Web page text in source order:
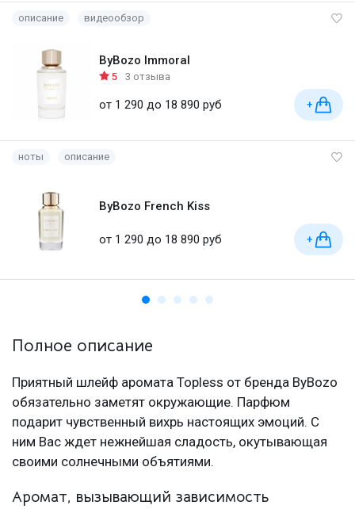
описание видеообзор
ByBozo Immoral
5 3 отзыва
от 1 290 до 18 890 руб +
ноты описание
ByBozo French Kiss
от 1 290 до 18 890 руб +
Полное описание
Приятный шлейф аромата Topless от бренда ByBozo
обязательно заметят окружающие. Парфюм
подарит чувственный вихрь настоящих эмоций. С
ним Вас ждет нежнейшая сладость, окутывающая
своими солнечными объятиями.
Аромат, вызывающий зависимость